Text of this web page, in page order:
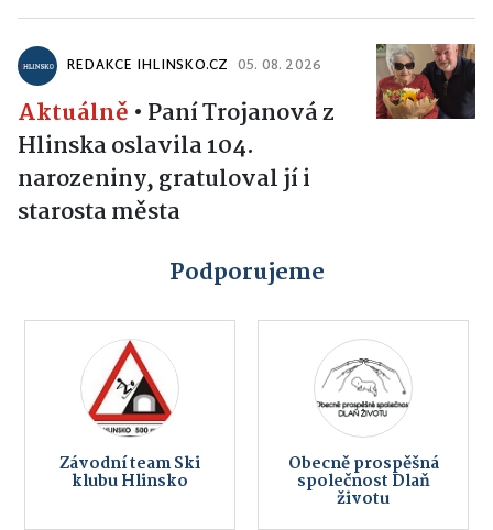
REDAKCE IHLINSKO.CZ 05. 08. 2026
Aktuálně • Paní Trojanová z
Hlinska oslavila 104.
narozeniny, gratuloval jí i
starosta města
Podporujeme
Závodní team Ski
klubu Hlinsko
Obecně prospěšná
společnost Dlaň
životu